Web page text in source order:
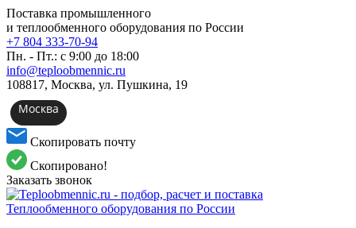
Поставка промышленного
и теплообменного оборудования по России
+7 804 333-70-94
Пн. - Пт.: с 9:00 до 18:00
info@teploobmennic.ru
108817, Москва, ул. Пушкина, 19
Москва
Скопировать почту
Скопировано!
Заказать звонок